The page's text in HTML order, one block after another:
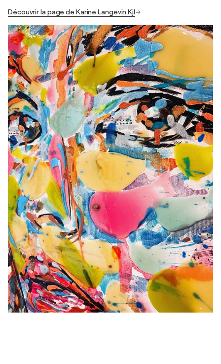
Découvrir la page de Karine Langevin Kjl